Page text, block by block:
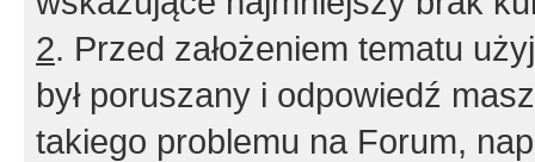
2. Przed założeniem tematu
był poruszany i odpowiedź
takiego problemu na Forum,